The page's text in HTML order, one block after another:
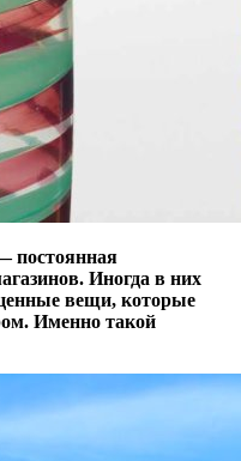
постоянная
Иногда в них
вещи, которые
Именно такой